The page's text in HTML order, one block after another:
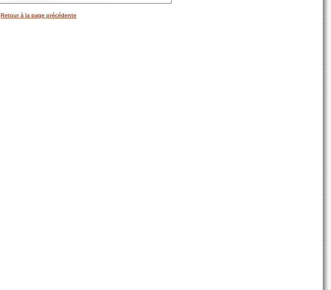
Retour à la page précédente